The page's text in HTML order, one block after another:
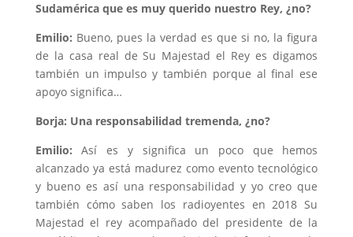
Sudamérica que es muy querido nuestro Rey, ¿no?
Emilio: Bueno, pues la verdad es que si no, la figura
de la casa real de Su Majestad el Rey es digamos
también un impulso y también porque al final ese
apoyo significa…
Borja: Una responsabilidad tremenda, ¿no?
Emilio:Así es y significa un poco que hemos
alcanzado ya está madurez como evento tecnológico
y bueno es así una responsabilidad y yo creo que
también cómo saben los radioyentes en 2018 Su
Majestad el rey acompañado del presidente de la